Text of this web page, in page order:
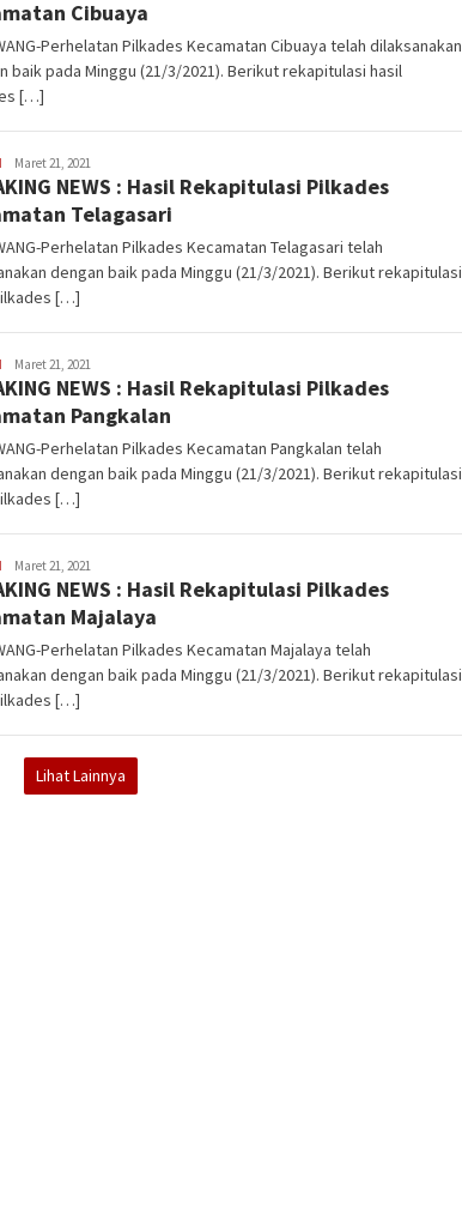
Cibuaya
Perhelatan Pilkades Kecamatan Cibuaya telah dilaksanakan
baik pada Minggu (21/3/2021). Berikut rekapitulasi hasil
[…]
Latifudin
Manaf
Maret 21, 2021
NEWS : Hasil Rekapitulasi Pilkades
Telagasari
Perhelatan Pilkades Kecamatan Telagasari telah
dengan baik pada Minggu (21/3/2021). Berikut rekapitulasi
[…]
Latifudin
Manaf
Maret 21, 2021
NEWS : Hasil Rekapitulasi Pilkades
Pangkalan
Perhelatan Pilkades Kecamatan Pangkalan telah
dengan baik pada Minggu (21/3/2021). Berikut rekapitulasi
[…]
Latifudin
Manaf
Maret 21, 2021
NEWS : Hasil Rekapitulasi Pilkades
Majalaya
Perhelatan Pilkades Kecamatan Majalaya telah
dengan baik pada Minggu (21/3/2021). Berikut rekapitulasi
[…]
Lihat Lainnya